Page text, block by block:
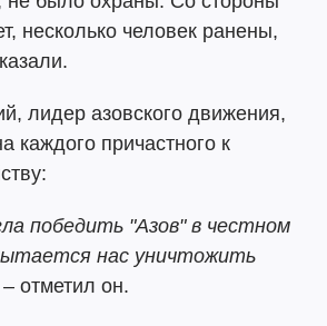
несколько человек ранены,
лидер азовского движения,
каждого причастного к
победить "Азов" в честном
нас уничтожить
отметил он.